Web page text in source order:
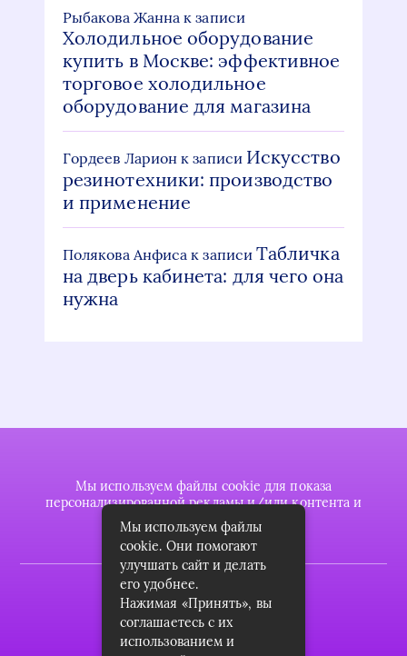
Рыбакова Жанна к записи
Холодильное оборудование
купить в Москве: эффективное
торговое холодильное
оборудование для магазина
Гордеев Ларион к записи Искусство
резинотехники: производство
и применение
Полякова Анфиса к записиТабличка
на дверь кабинета: для чего она
нужна
Мы используем файлы cookie для показа
персонализированной рекламы и/или контента и
анализа нашего трафика.
2022 © plasttrubkomplekt.ru
Карта сайта
Контакты
Мы используем файлы
cookie. Они помогают
улучшать сайт и делать
его удобнее.
Нажимая «Принять», вы
соглашаетесь с их
использованием и